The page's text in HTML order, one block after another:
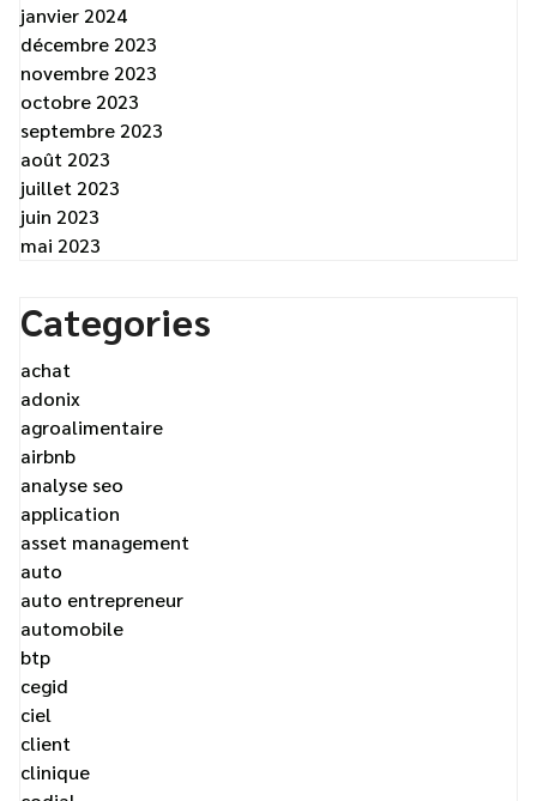
janvier 2024
décembre 2023
novembre 2023
octobre 2023
septembre 2023
août 2023
juillet 2023
juin 2023
mai 2023
Categories
achat
adonix
agroalimentaire
airbnb
analyse seo
application
asset management
auto
auto entrepreneur
automobile
btp
cegid
ciel
client
clinique